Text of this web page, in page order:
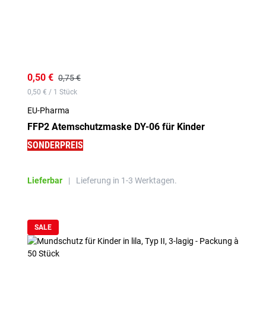
0,50 € 0,75 €
0,50 € / 1 Stück
EU-Pharma
FFP2 Atemschutzmaske DY-06 für Kinder
SONDERPREIS
Lieferbar | Lieferung in 1-3 Werktagen.
SALE